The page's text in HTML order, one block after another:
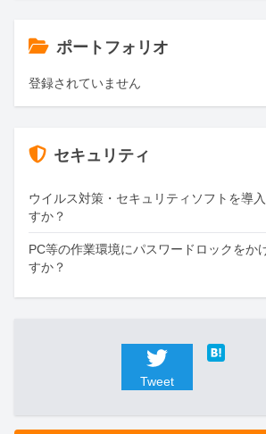
ポートフォリオ
登録されていません
セキュリティ
ウイルス対策・セキュリティソフトを導
すか？
PC等の作業環境にパスワードロックをか
すか？
Tweet